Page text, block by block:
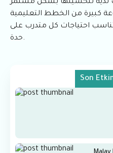
كبيرة من الخطط التعليمية
تناسب احتياجات كل متدرب على
حدة.
Son